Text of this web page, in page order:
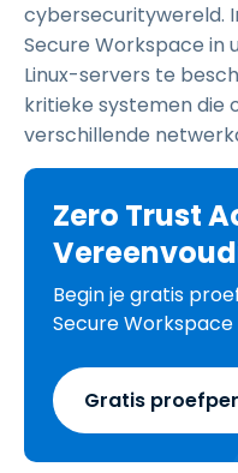
cybersecuritywereld.
Secure Workspace in
Linux-servers te
kritieke systemen die
verschillende
Zero Trust
Begin je gratis
Secure Workspace
Gratis